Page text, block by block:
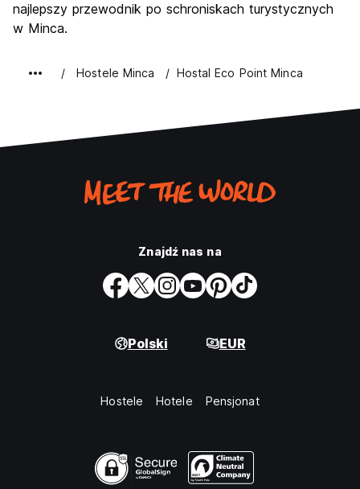
najlepszy przewodnik po schroniskach turystycznych
w Minca.
Hostele Minca Hostal Eco Point Minca
Znajdź nas na
Polski EUR
Hostele Hotele Pensjonat